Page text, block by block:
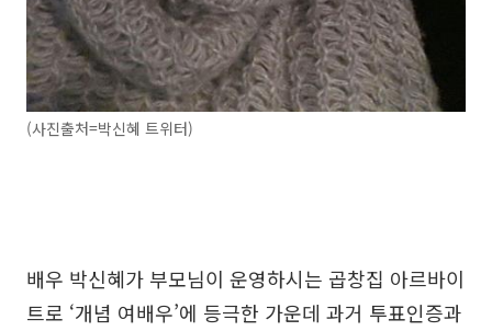
(사진출처=박신혜 트위터)
배우 박신혜가 부모님이 운영하시는 곱창집 아르바이
트로 ‘개념 여배우’에 등극한 가운데 과거 투표인증과